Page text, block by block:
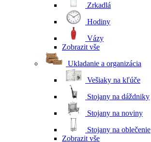
Zrkadlá
Hodiny
Vázy
Zobrazit vše
Ukladanie a organizácia
Vešiaky na kľúče
Stojany na dáždniky
Stojany na noviny
Stojany na oblečenie
Zobrazit vše